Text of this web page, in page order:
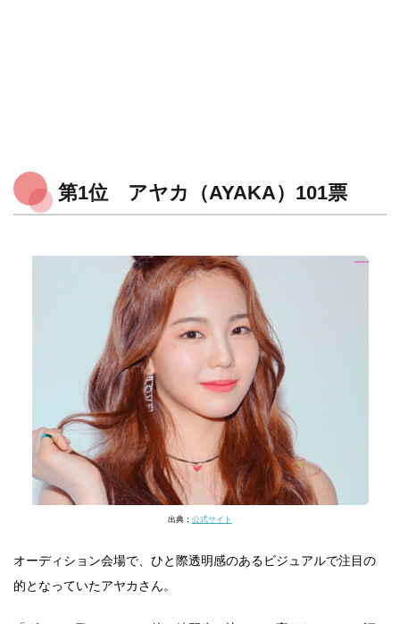
第1位 アヤカ（AYAKA）101票
出典： 公式サイト
オーディション会場で、ひと際透明感のあるビジュアルで注目の
的となっていたアヤカさん。